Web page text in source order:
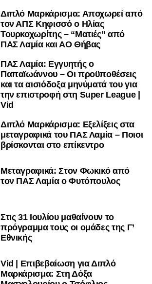
Διπλό Μαρκάρισμα: Αποχωρεί από
τον ΑΠΣ Κηφισσό ο Ηλίας
Τουρκοχωρίτης – “Ματιές” από
ΠΑΣ Λαμία και ΑΟ Θήβας
ΠΑΣ Λαμία: Εγγυητής ο
Παπαϊωάννου – Οι προϋποθέσεις
και τα αισιόδοξα μηνύματά του για
την επιστροφή στη Super League |
Vid
Διπλό Μαρκάρισμα: Εξελίξεις στα
μεταγραφικά του ΠΑΣ Λαμία – Ποιοι
βρίσκονται στο επίκεντρο
Μεταγραφικά: Στον Φωκικό από
τον ΠΑΣ Λαμία ο Φυτόπουλος
Στις 31 Ιουλίου μαθαίνουν το
πρόγραμμα τους οι ομάδες της Γ’
Εθνικής
Vid | Επιβεβαίωση για Διπλό
Μαρκάρισμα: Στη Δόξα